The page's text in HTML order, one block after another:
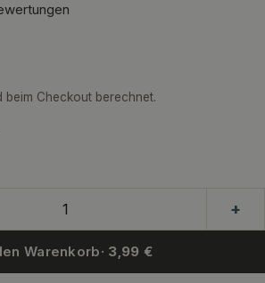
beim Checkout berechnet.
+
Warenkorb· 3,99 €